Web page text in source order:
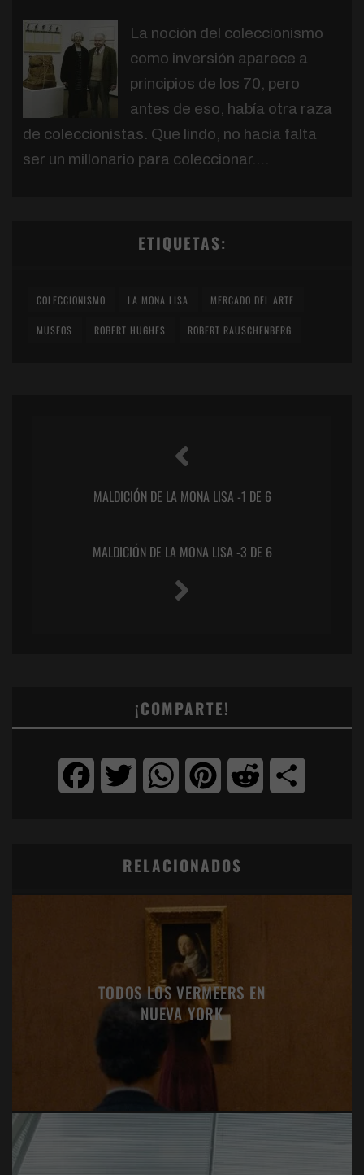
La noción del coleccionismo
como inversión aparece a
principios de los 70, pero
antes de eso, había otra raza
de coleccionistas. Que lindo, no hacia falta
ser un millonario para coleccionar….
ETIQUETAS:
COLECCIONISMO LA MONA LISA MERCADO DEL ARTE
MUSEOS ROBERT HUGHES ROBERT RAUSCHENBERG
MALDICIÓN DE LA MONA LISA -1 DE 6
MALDICIÓN DE LA MONA LISA -3 DE 6
¡COMPARTE!
FacebookTwitter WhatsAppPinterest Reddit
RELACIONADOS
TODOS LOS VERMEERS EN
NUEVA YORK